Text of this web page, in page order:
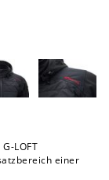
LOFT
einer